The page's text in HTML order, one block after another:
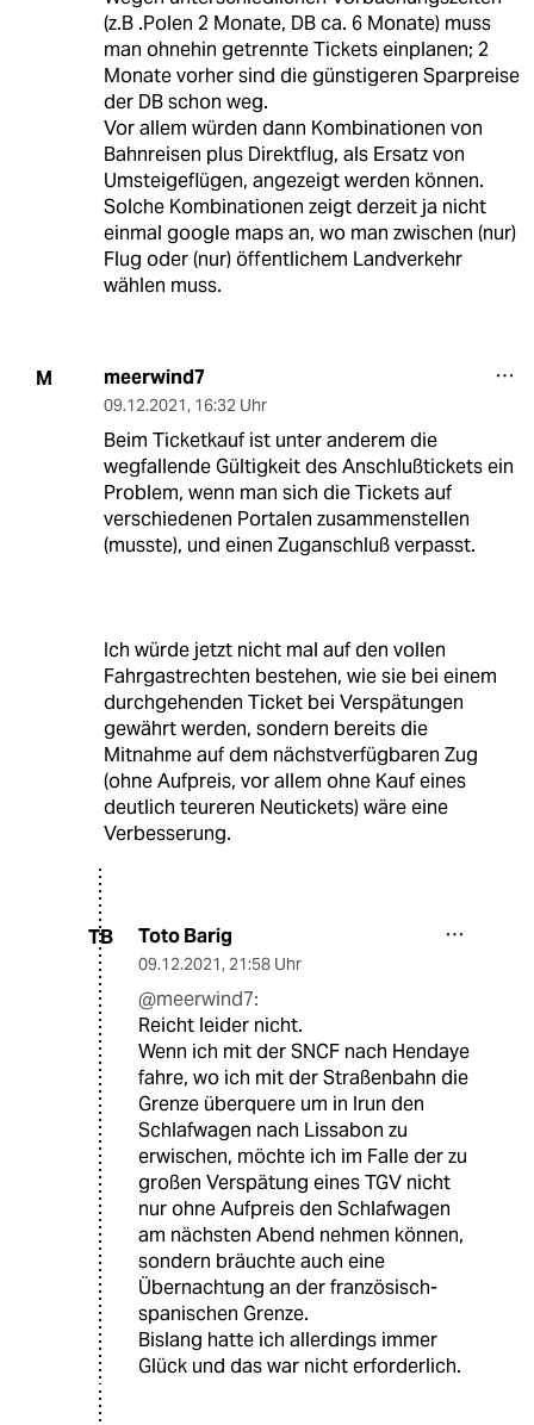
(z.B .Polen 2 Monate, DB ca. 6 Monate) muss
man ohnehin getrennte Tickets einplanen; 2
Monate vorher sind die günstigeren Sparpreise
der DB schon weg.
Vor allem würden dann Kombinationen von
Bahnreisen plus Direktflug, als Ersatz von
Umsteigeflügen, angezeigt werden können.
Solche Kombinationen zeigt derzeit ja nicht
einmal google maps an, wo man zwischen (nur)
Flug oder (nur) öffentlichem Landverkehr
wählen muss.
M meerwind7
09.12.2021, 16:32 Uhr
Beim Ticketkauf ist unter anderem die
wegfallende Gültigkeit des Anschlußtickets ein
Problem, wenn man sich die Tickets auf
verschiedenen Portalen zusammenstellen
(musste), und einen Zuganschluß verpasst.
Ich würde jetzt nicht mal auf den vollen
Fahrgastrechten bestehen, wie sie bei einem
durchgehenden Ticket bei Verspätungen
gewährt werden, sondern bereits die
Mitnahme auf dem nächstverfügbaren Zug
(ohne Aufpreis, vor allem ohne Kauf eines
deutlich teureren Neutickets) wäre eine
Verbesserung.
TB Toto Barig
09.12.2021, 21:58 Uhr
@meerwind7:
Reicht leider nicht.
Wenn ich mit der SNCF nach Hendaye
fahre, wo ich mit der Straßenbahn die
Grenze überquere um in Irun den
Schlafwagen nach Lissabon zu
erwischen, möchte ich im Falle der zu
großen Verspätung eines TGV nicht
nur ohne Aufpreis den Schlafwagen
am nächsten Abend nehmen können,
sondern bräuchte auch eine
Übernachtung an der französisch-
spanischen Grenze.
Bislang hatte ich allerdings immer
Glück und das war nicht erforderlich.